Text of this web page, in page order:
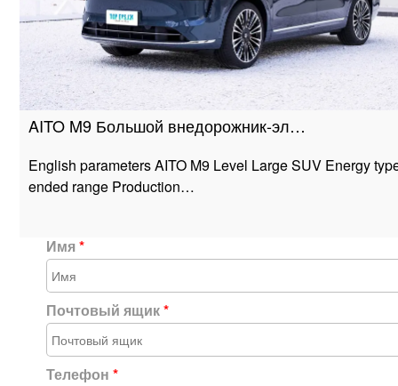
AITO M9 Большой внедорожник-эл…
English parameters AITO M9 Level Large SUV Energy
ended range Production…
Имя*
Почтовый ящик*
Телефон*